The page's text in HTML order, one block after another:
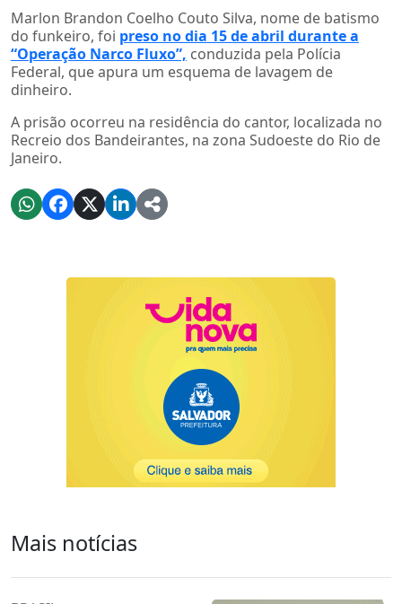
Marlon Brandon Coelho Couto Silva, nome de batismo
do funkeiro, foi preso no dia 15 de abril durante a
“Operação Narco Fluxo”, conduzida pela Polícia
Federal, que apura um esquema de lavagem de
dinheiro.
A prisão ocorreu na residência do cantor, localizada no
Recreio dos Bandeirantes, na zona Sudoeste do Rio de
Janeiro.
Mais notícias